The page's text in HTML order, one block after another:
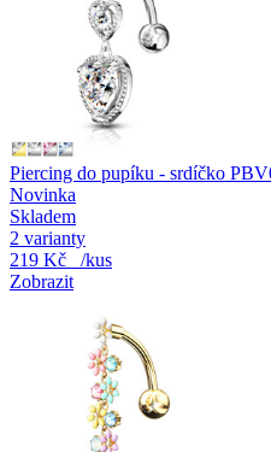
Piercing do pupíku - srdíčko
Novinka
Skladem
2 varianty
219 Kč
/kus
Zobrazit